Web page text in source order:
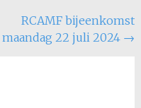
RCAMF bijeenkomst
maandag 22 juli 2024 →